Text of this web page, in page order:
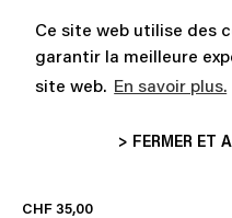
Ce site web utilise des
garantir la meilleure
site web. En savoir plus.
> FERMER ET
CHF 35,00